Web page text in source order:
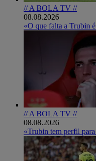
// A BOLA TV //
08.08.2026
«O que falta a Trubin
// A BOLA TV //
08.08.2026
«Trubin tem perfil